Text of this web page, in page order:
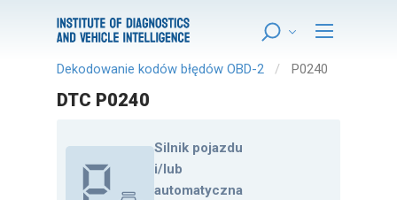
Dekodowanie kodów błędów OBD-2 P0240
DTC P0240
Silnik pojazdu
i/lub
automatyczna